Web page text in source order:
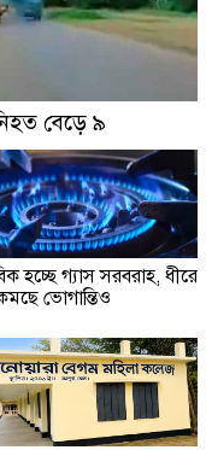
বেড়ে ৯
হচ্ছে গ্যাস সরবরাহ, ধীরে
ভোগান্তিও